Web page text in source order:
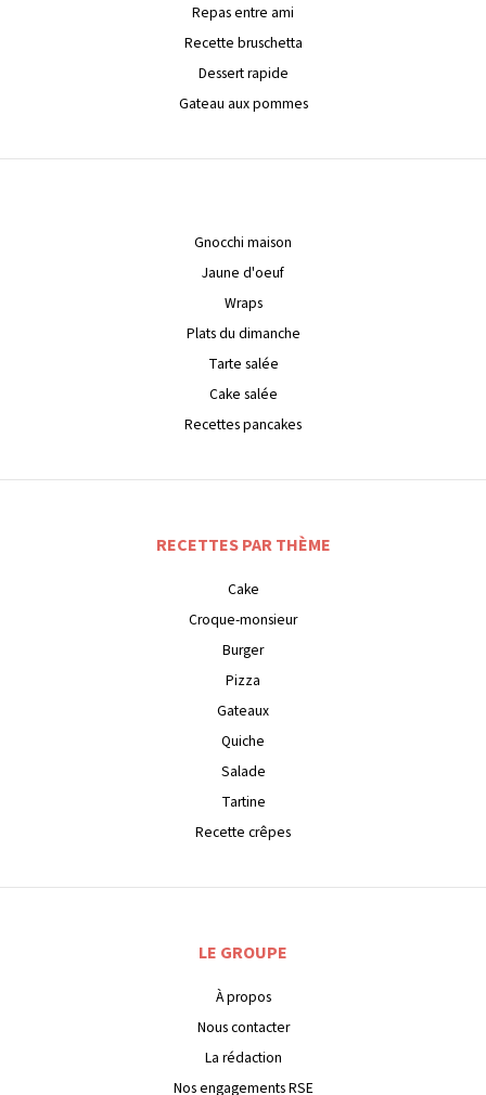
Repas entre ami
Recette bruschetta
Dessert rapide
Gateau aux pommes
Gnocchi maison
Jaune d'oeuf
Wraps
Plats du dimanche
Tarte salée
Cake salée
Recettes pancakes
RECETTES PAR THÈME
Cake
Croque-monsieur
Burger
Pizza
Gateaux
Quiche
Salade
Tartine
Recette crêpes
LE GROUPE
À propos
Nous contacter
La rédaction
Nos engagements RSE